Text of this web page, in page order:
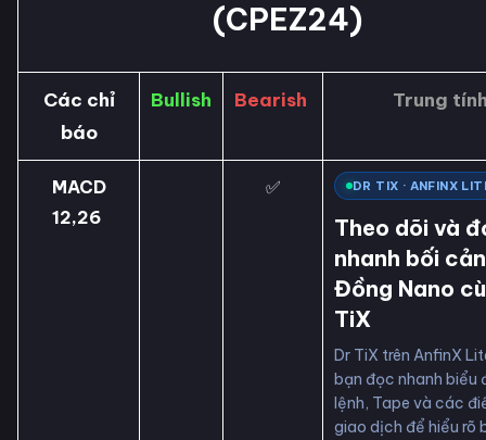
(CPEZ24)
Các chỉ
báo
Bullish Bearish Trung
MACD
12,26
✅ DR TIX · ANFINX
Theo dõi và
nhanh bối
Đồng Nano
TiX
Dr TiX trên AnfinX
bạn đọc nhanh biểu
lệnh, Tape và các
giao dịch để hiểu rõ